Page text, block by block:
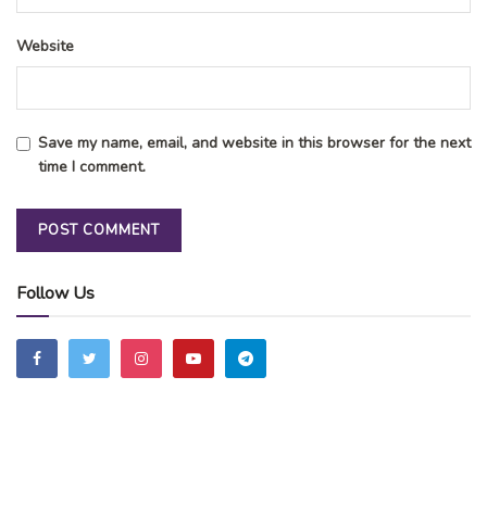
Website
Save my name, email, and website in this browser for the next
time I comment.
Follow Us